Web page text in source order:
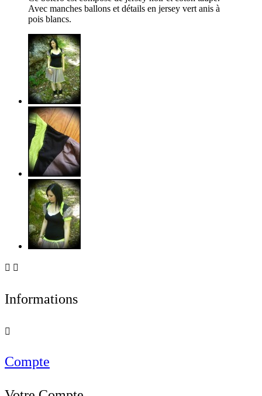
Avec manches ballons et détails en jersey vert anis à
pois blancs.
 
Informations

Compte